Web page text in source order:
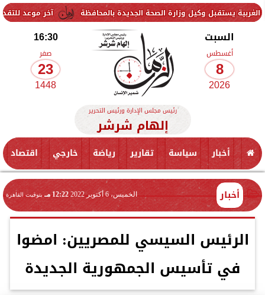
آخر موعد للتقديم في مدارس STEM 2026.. التعليم تحدد موعد اختبارات القبول وكيل وزارة الصحة الجديدة بالمحافظة
السبت
أغسطس
8
2026
16:30
صفر
23
1448
رئيس مجلس الإدارة ورئيس التحرير
إلهام شرشر
أخبار سياسة تقارير رياضة خارجي اقتصاد
أخبار الخميس، 6 أكتوبر 2022 12:22 مـ بتوقيت القاهرة
الرئيس السيسي للمصريين: امضوا
في تأسيس الجمهورية الجديدة